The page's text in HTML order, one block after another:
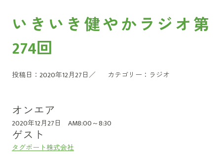
いきいき健やかラジオ第
274回
投稿日：2020年12月27日／ カテゴリー： ラジオ
オンエア
2020年12月27日 AM8:00～8:30
ゲスト
タグボート株式会社